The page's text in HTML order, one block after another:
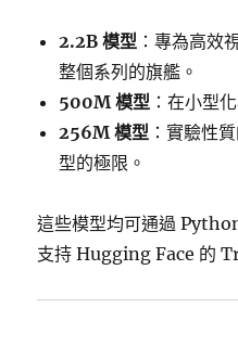
2.2B 模型 ：專為高效
整個系列的旗艦。
500M 模型 ：在小型
256M 模型 ：實驗性
型的極限。
這些模型均可通過
支持 Hugging Face 的